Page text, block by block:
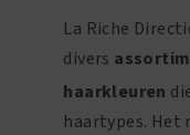
La Riche
divers
haarkleuren
haartypes. Het